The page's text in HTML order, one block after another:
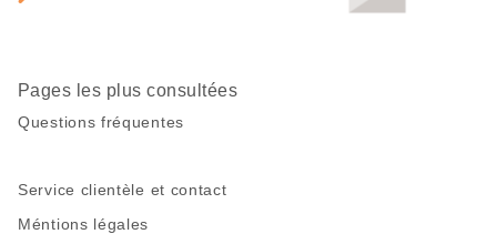
Pages les plus consultées
Questions fréquentes
Service clientèle et contact
Méntions légales